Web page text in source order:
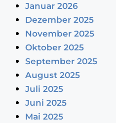
Januar 2026
Dezember 2025
November 2025
Oktober 2025
September 2025
August 2025
Juli 2025
Juni 2025
Mai 2025